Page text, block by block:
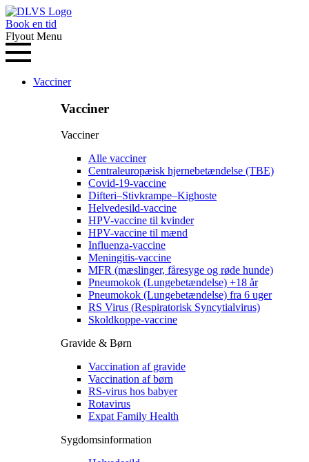
Book en tid
Flyout Menu
Vacciner
Vacciner
Vacciner
Alle vacciner
Centraleuropæisk hjernebetændelse (TBE)
Covid-19-vaccine
Difteri–Stivkrampe–Kighoste
Helvedesild-vaccine
HPV-vaccine til kvinder
HPV-vaccine til mænd
Influenza-vaccine
Meningitis-vaccine
MFR (mæslinger, fåresyge og røde hunde)
Pneumokok (Lungebetændelse) +18 år
Pneumokok (Lungebetændelse) fra 6 uger
RS Virus (Respiratorisk Syncytialvirus)
Skoldkoppe-vaccine
Gravide & Børn
Vaccination af gravide
Vaccination af børn
RS-virus hos babyer
Rotavirus
Expat Family Health
Sygdomsinformation